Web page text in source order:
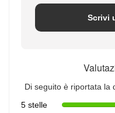
Scrivi
Di seguito è riportata la
5 stelle